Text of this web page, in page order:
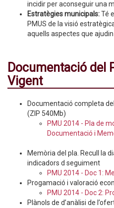
incidir per aconseguir una
Estratègies municipals:Té
PMUS de la visió
aquells aspectes que
Documentació del
Vigent
Documentació completa
(ZIP 540Mb)
PMU 2014 - Pla de
Documentació i
Memòria del pla. Recull la
indicadors d seguiment
PMU 2014 - Doc 1:
Progamació i valoració
PMU 2014 - Doc 2:
Plànols de d’anàlisi de